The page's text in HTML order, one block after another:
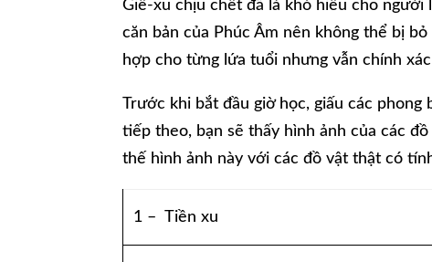
Giê-xu chịu chết đã là khó hiểu cho
căn bản của Phúc Âm nên không thể bị
hợp cho từng lứa tuổi nhưng vẫn chính
Trước khi bắt đầu giờ học, giấu các phong
tiếp theo, bạn sẽ thấy hình ảnh của các
thế hình ảnh này với các đồ vật thật có
1 – Tiền xu